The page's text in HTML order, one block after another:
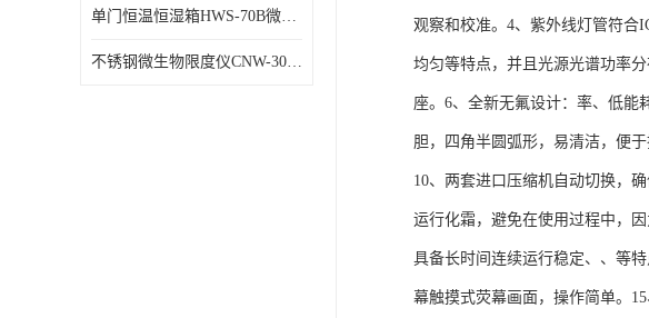
单门恒温恒湿箱HWS-70B微生物细菌培养箱
不锈钢微生物限度仪CNW-300B薄膜过滤器
观察和校准。4、紫外线灯管符合
均匀等特点，并且光源光谱功率
座。6、全新无氟设计：率、低能
胆，四角半圆弧形，易清洁，便
10、两套进口压缩机自动切换，
运行化霜，避免在使用过程中，
具备长时间连续运行稳定、、等
幕触摸式荧幕画面，操作简单。